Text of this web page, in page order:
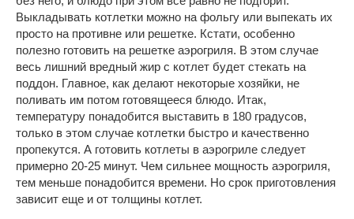
Выкладывать котлетки можно на фольгу или выпекать их
просто на противне или решетке. Кстати, особенно
полезно готовить на решетке аэрогриля. В этом случае
весь лишний вредный жир с котлет будет стекать на
поддон. Главное, как делают некоторые хозяйки, не
поливать им потом готовящееся блюдо. Итак,
температуру понадобится выставить в 180 градусов,
только в этом случае котлетки быстро и качественно
пропекутся. А готовить котлеты в аэрогриле следует
примерно 20-25 минут. Чем сильнее мощность аэрогриля,
тем меньше понадобится времени. Но срок приготовления
зависит еще и от толщины котлет.